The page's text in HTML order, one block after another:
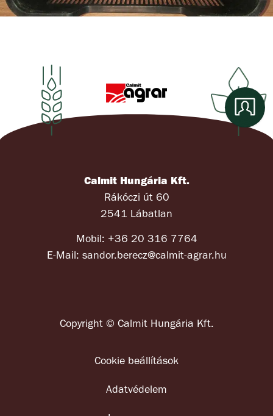
Calmit Hungária Kft.
Rákóczi út 60
2541 Lábatlan
Mobil: +36 20 316 7764
E-Mail: sandor.berecz@calmit-agrar.hu
Copyright © Calmit Hungária Kft.
Cookie beállítások
Adatvédelem